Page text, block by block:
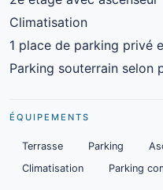
Climatisation
1 place de parking privé
Parking souterrain selon
ÉQUIPEMENTS
Terrasse Parking
Climatisation
Parking